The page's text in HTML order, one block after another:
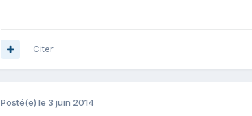
Citer
Posté(e) le 3 juin 2014